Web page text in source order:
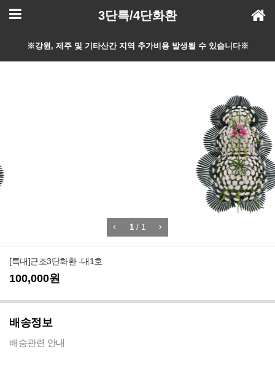
3단특/4단화환
※강원, 제주 및 기타산간 지역 추가비용 발생될 수 있습니다※
1 / 1
[특대]근조3단화환 -대1호
100,000원
배송정보
배송관련 안내